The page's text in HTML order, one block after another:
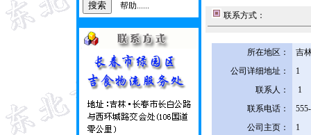
帮助......
联系方式：
所在地区：
吉
公司详细地址：
1
联系人：
1
联系电话：
公司主页：
1